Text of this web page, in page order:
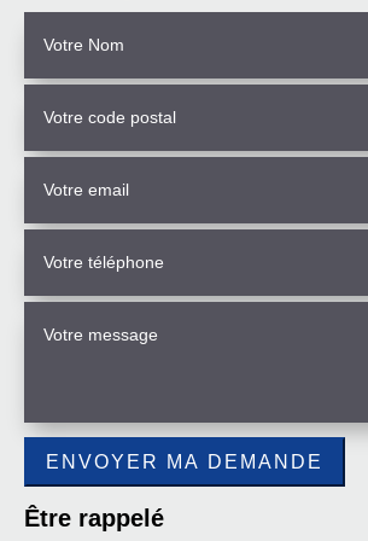
Être rappelé